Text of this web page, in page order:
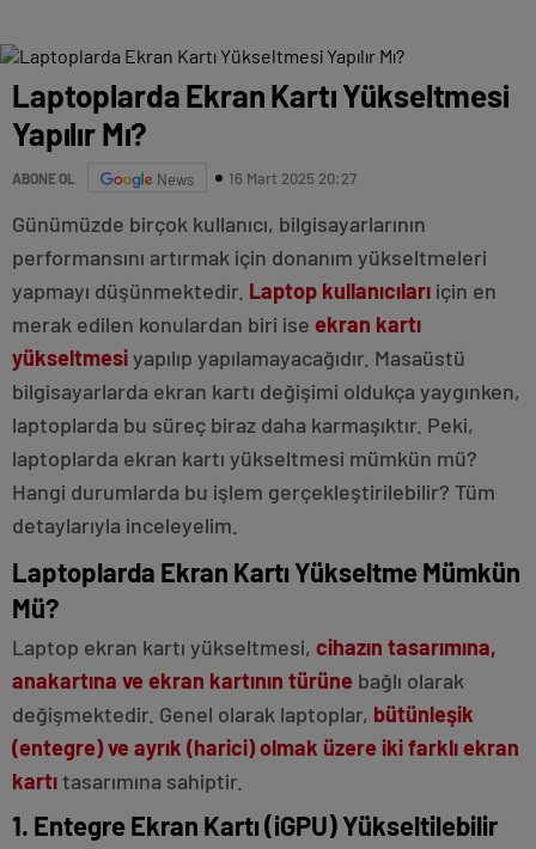
Laptoplarda Ekran Kartı Yükseltmesi
Yapılır Mı?
ABONE OL News 16 Mart 2025 20:27
Günümüzde birçok kullanıcı, bilgisayarlarının
performansını artırmak için donanım yükseltmeleri
yapmayı düşünmektedir. Laptop kullanıcıları için en
merak edilen konulardan biri ise ekran kartı
yükseltmesiyapılıp yapılamayacağıdır. Masaüstü
bilgisayarlarda ekran kartı değişimi oldukça yaygınken,
laptoplarda bu süreç biraz daha karmaşıktır. Peki,
laptoplarda ekran kartı yükseltmesi mümkün mü?
Hangi durumlarda bu işlem gerçekleştirilebilir? Tüm
detaylarıyla inceleyelim.
Laptoplarda Ekran Kartı Yükseltme Mümkün
Mü?
Laptop ekran kartı yükseltmesi, cihazın tasarımına,
anakartına ve ekran kartının türüne bağlı olarak
değişmektedir. Genel olarak laptoplar, bütünleşik
(entegre) ve ayrık (harici) olmak üzere iki farklı ekran
kartıtasarımına sahiptir.
1. Entegre Ekran Kartı (iGPU) Yükseltilebilir